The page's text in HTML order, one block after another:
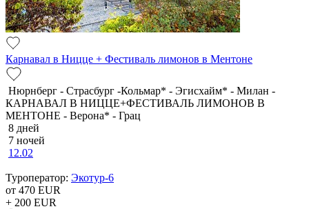
Карнавал в Ницце + Фестиваль лимонов в Ментоне
Нюрнберг - Страсбург -Кольмар* - Эгисхайм* - Милан -
КАРНАВАЛ В НИЦЦЕ+ФЕСТИВАЛЬ ЛИМОНОВ В
МЕНТОНЕ - Верона* - Грац
8 дней
7 ночей
12.02
Туроператор: Экотур-6
от 470 EUR
+ 200 EUR